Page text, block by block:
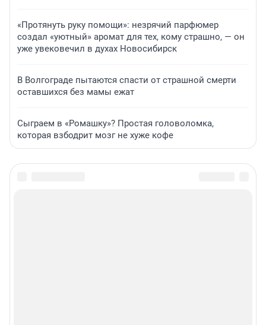
«Протянуть руку помощи»: незрячий парфюмер
создал «уютный» аромат для тех, кому страшно, — он
уже увековечил в духах Новосибирск
В Волгограде пытаются спасти от страшной смерти
оставшихся без мамы ежат
Сыграем в «Ромашку»? Простая головоломка,
которая взбодрит мозг не хуже кофе